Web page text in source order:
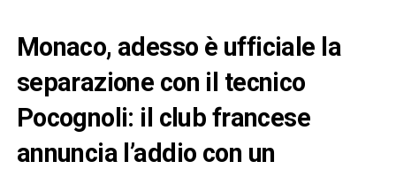
Monaco, adesso è ufficiale la
separazione con il tecnico
Pocognoli: il club francese
annuncia l’addio con un